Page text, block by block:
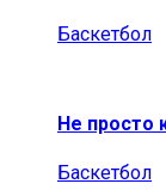
Баскетбол
Не просто
Баскетбол